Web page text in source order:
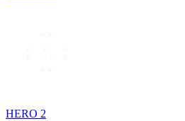
HERO 2